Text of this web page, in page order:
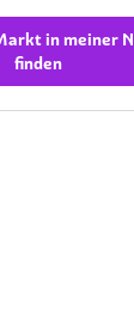
finden